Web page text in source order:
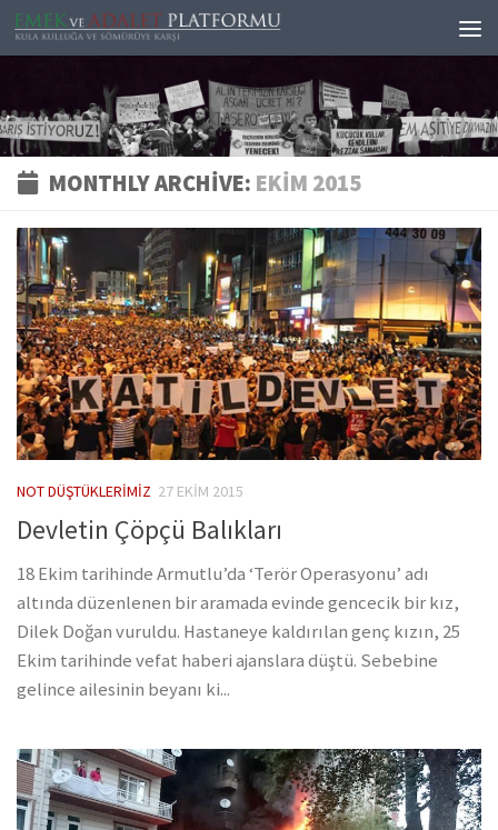
Skip to content
MONTHLY ARCHIVE: EKIM 2015
NOT DÜŞTÜKLERIMIZ 27 EKIM 2015
Devletin Çöpçü Balıkları
18 Ekim tarihinde Armutlu’da ‘Terör Operasyonu’ adı
altında düzenlenen bir aramada evinde gencecik bir kız,
Dilek Doğan vuruldu. Hastaneye kaldırılan genç kızın, 25
Ekim tarihinde vefat haberi ajanslara düştü. Sebebine
gelince ailesinin beyanı ki...